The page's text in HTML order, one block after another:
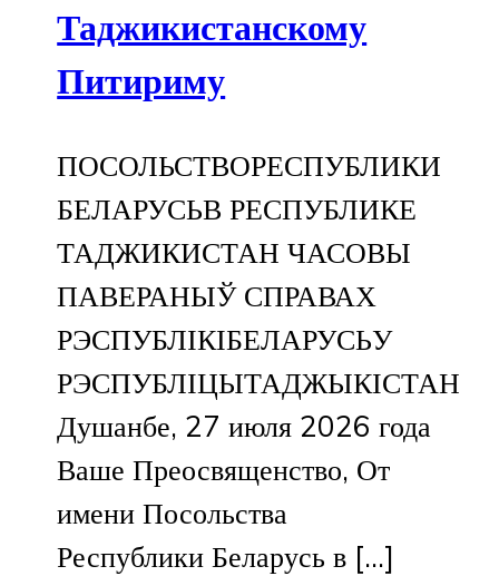
Таджикистанскому
Питириму
ПОСОЛЬСТВОРЕСПУБЛИКИ
БЕЛАРУСЬВ РЕСПУБЛИКЕ
ТАДЖИКИСТАН ЧАСОВЫ
ПАВЕРАНЫЎ СПРАВАХ
РЭСПУБЛІКІБЕЛАРУСЬУ
РЭСПУБЛІЦЫТАДЖЫКІСТАН
Душанбе, 27 июля 2026 года
Ваше Преосвященство, От
имени Посольства
Республики Беларусь в […]